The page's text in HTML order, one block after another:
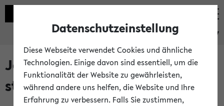
eKVV
Jetzt und in Kürze
stattfindende Veranstaltungen
Datenschutzeinstellung
Diese Webseite verwendet Cookies und ähnliche
Technologien. Einige davon sind essentiell, um die
Funktionalität der Website zu gewährleisten,
während andere uns helfen, die Website und Ihre
Erfahrung zu verbessern. Falls Sie zustimmen,